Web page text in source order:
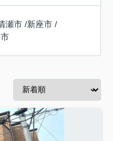
瀬市 /新座市 /